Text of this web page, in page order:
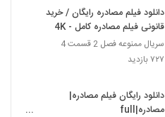
دانلود فیلم مصادره رایگان / خرید
قانونی فیلم مصادره کامل - 4K
سریال ممنوعه فصل 2 قسمت 4
۷۲۷ بازدید
دانلود رایگان فیلم مصادره|
مصادره|full